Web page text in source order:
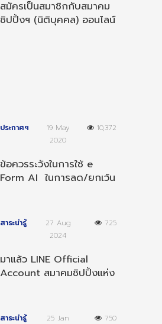
สมัครเป็นสมาชิกกับสมาคม
ชิปปิ้งฯ (นิติบุคคล) ออนไลน์
ประกาศฯ
19 May
2020
10,372
ข้อควรระวังในการใช้ e
Form AI ในการลด/ยกเว้น
สาระน่ารู้
27 Aug
2024
725
มาแล้ว LINE Official
Account สมาคมชิปปิ้งแห่ง
สาระน่ารู้
25 Jan
750